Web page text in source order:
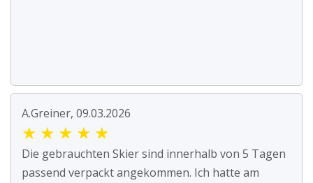
A.Greiner, 09.03.2026
★ ★ ★ ★ ★
Die gebrauchten Skier sind innerhalb von 5 Tagen
passend verpackt angekommen. Ich hatte am